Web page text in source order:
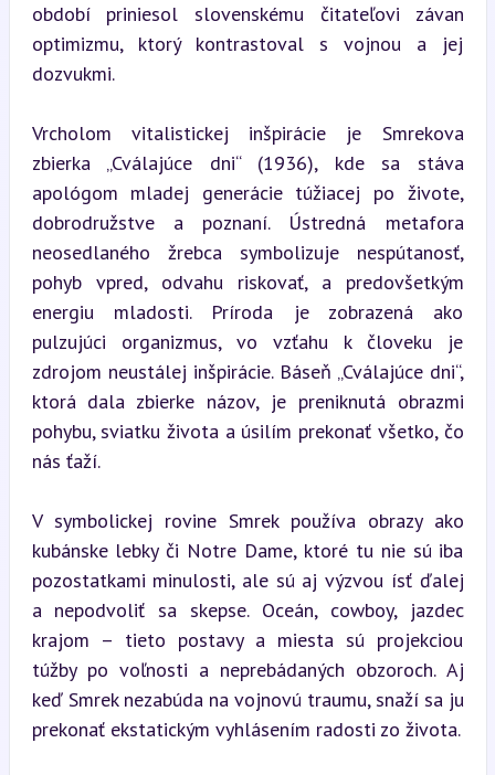
období priniesol slovenskému čitateľovi závan
optimizmu, ktorý kontrastoval s vojnou a jej
dozvukmi.
Vrcholom vitalistickej inšpirácie je Smrekova
zbierka „Cválajúce dni“ (1936), kde sa stáva
apológom mladej generácie túžiacej po živote,
dobrodružstve a poznaní. Ústredná metafora
neosedlaného žrebca symbolizuje nespútanosť,
pohyb vpred, odvahu riskovať, a predovšetkým
energiu mladosti. Príroda je zobrazená ako
pulzujúci organizmus, vo vzťahu k človeku je
zdrojom neustálej inšpirácie. Báseň „Cválajúce dni“,
ktorá dala zbierke názov, je preniknutá obrazmi
pohybu, sviatku života a úsilím prekonať všetko, čo
nás ťaží.
V symbolickej rovine Smrek používa obrazy ako
kubánske lebky či Notre Dame, ktoré tu nie sú iba
pozostatkami minulosti, ale sú aj výzvou ísť ďalej
a nepodvoliť sa skepse. Oceán, cowboy, jazdec
krajom – tieto postavy a miesta sú projekciou
túžby po voľnosti a neprebádaných obzoroch. Aj
keď Smrek nezabúda na vojnovú traumu, snaží sa ju
prekonať ekstatickým vyhlásením radosti zo života.